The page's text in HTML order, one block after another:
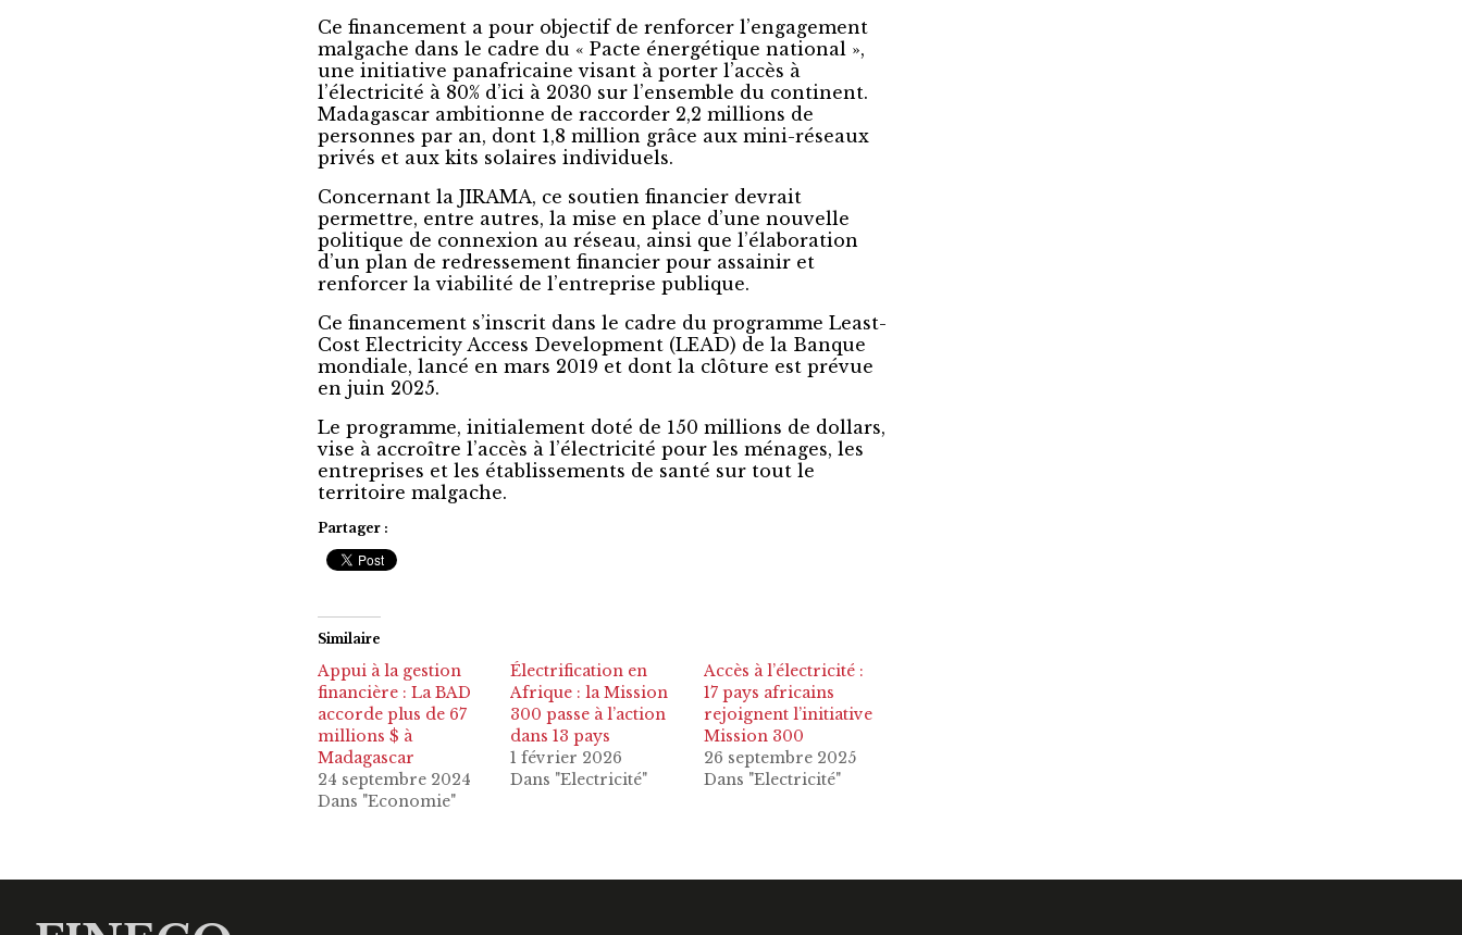
Ce financement a pour objectif de renforcer l’engagement
malgache dans le cadre du « Pacte énergétique national »,
une initiative panafricaine visant à porter l’accès à
l’électricité à 80% d’ici à 2030 sur l’ensemble du continent.
Madagascar ambitionne de raccorder 2,2 millions de
personnes par an, dont 1,8 million grâce aux mini-réseaux
privés et aux kits solaires individuels.
Concernant la JIRAMA, ce soutien financier devrait
permettre, entre autres, la mise en place d’une nouvelle
politique de connexion au réseau, ainsi que l’élaboration
d’un plan de redressement financier pour assainir et
renforcer la viabilité de l’entreprise publique.
Ce financement s’inscrit dans le cadre du programme Least-
Cost Electricity Access Development (LEAD) de la Banque
mondiale, lancé en mars 2019 et dont la clôture est prévue
en juin 2025.
Le programme, initialement doté de 150 millions de dollars,
vise à accroître l’accès à l’électricité pour les ménages, les
entreprises et les établissements de santé sur tout le
territoire malgache.
Partager :
Similaire
Appui à la gestion
financière : La BAD
accorde plus de 67
millions $ à
Madagascar
24 septembre 2024
Dans "Economie"
Électrification en
Afrique : la Mission
300 passe à l’action
dans 13 pays
1 février 2026
Dans "Electricité"
Accès à l’électricité :
17 pays africains
rejoignent l’initiative
Mission 300
26 septembre 2025
Dans "Electricité"